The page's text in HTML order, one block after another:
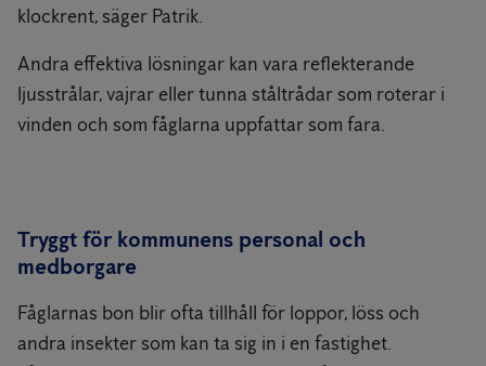
klockrent, säger Patrik.
Andra effektiva lösningar kan vara reflekterande
ljusstrålar, vajrar eller tunna ståltrådar som roterar i
vinden och som fåglarna uppfattar som fara.
Tryggt för kommunens personal och
medborgare
Fåglarnas bon blir ofta tillhåll för loppor, löss och
andra insekter som kan ta sig in i en fastighet.